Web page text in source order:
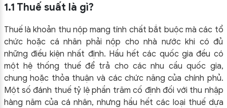
1.1 Thuế suất là gì?
Thuế là khoản thu nộp mang tính chất bắt buộc mà các tổ
chức hoặc cá nhân phải nộp cho nhà nước khi có đủ
những điều kiện nhất định. Hầu hết các quốc gia đều có
một hệ thống thuế để trả cho các nhu cầu quốc gia,
chung hoặc thỏa thuận và các chức năng của chính phủ.
Một số đánh thuế tỷ lệ phần trăm cố định đối với thu nhập
hàng năm của cá nhân, nhưng hầu hết các loại thuế dựa